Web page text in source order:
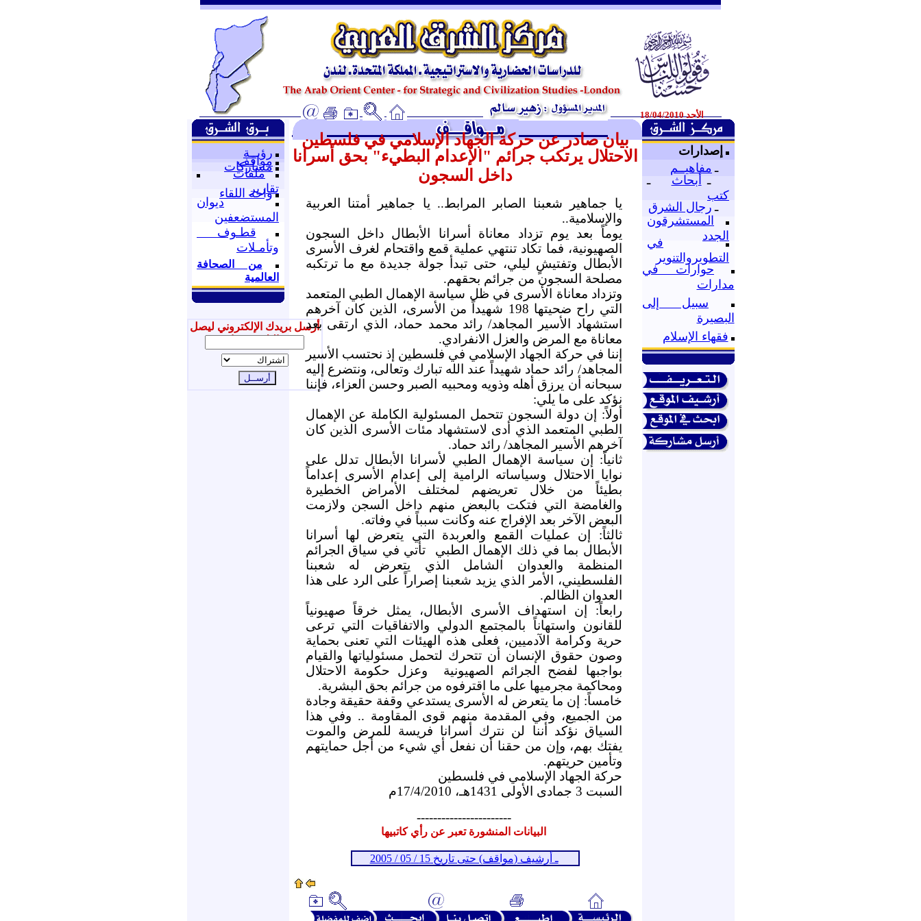
ـ
الأحد 18/04/2010
رؤيــة
مواقف
مشاركات
ملفات
تقارير
واحة اللقاء
ديوان
المستضعفين
قطـوف
وتأمـلات
من الصحافة
العالمية
أرسل بريدك الإلكتروني ليصل
إليك جديدنا
إصدارات
ـ مفاهيــم
ـ
أبحاث
ـ
كتب
ـ رجال الشرق
المستشرقون
الجدد
في
التطويروالتنوير
حوارات في
مدارات
سبيل إلى
البصيرة
فقهاء الإسلام
بيان صادر عن حركة الجهاد الإسلامي في فلسطين
الاحتلال يرتكب جرائم "الإعدام البطيء" بحق أسرانا
داخل السجون
يا جماهير شعبنا الصابر المرابط.. يا جماهير أمتنا العربية
والإسلامية..
يوماً بعد يوم تزداد معاناة أسرانا الأبطال داخل السجون
الصهيونية، فما تكاد تنتهي عملية قمع واقتحام لغرف الأسرى
الأبطال وتفتيشٍ ليلي، حتى تبدأ جولة جديدة مع ما ترتكبه
مصلحة السجون من جرائم بحقهم.
وتزداد معاناة الأسرى في ظل سياسة الإهمال الطبي المتعمد
التي راح ضحيتها 198 شهيداً من الأسرى، الذين كان آخرهم
استشهاد الأسير المجاهد/ رائد محمد حماد، الذي ارتقى بعد
معاناة مع المرض والعزل الانفرادي.
إننا في حركة الجهاد الإسلامي في فلسطين إذ نحتسب الأسير
المجاهد/ رائد حماد شهيداً عند الله تبارك وتعالى، ونتضرع إليه
سبحانه أن يرزق أهله وذويه ومحبيه الصبر وحسن العزاء، فإننا
نؤكد على ما يلي:
أولاً: إن دولة السجون تتحمل المسئولية الكاملة عن الإهمال
الطبي المتعمد الذي أدى لاستشهاد مئات الأسرى الذين كان
آخرهم الأسير المجاهد/ رائد حماد.
ثانياً: إن سياسة الإهمال الطبي لأسرانا الأبطال تدلل على
نوايا الاحتلال وسياساته الرامية إلى إعدام الأسرى إعداماً
بطيئاً من خلال تعريضهم لمختلف الأمراض الخطيرة
والغامضة التي فتكت بالبعض منهم داخل السجن ولازمت
البعض الآخر بعد الإفراج عنه وكانت سبباً في وفاته.
ثالثاً: إن عمليات القمع والعربدة التي يتعرض لها أسرانا
الأبطال بما في ذلك الإهمال الطبي
تأتي في سياق الجرائم
المنظمة والعدوان الشامل الذي يتعرض له شعبنا
الفلسطيني، الأمر الذي يزيد شعبنا إصراراً على الرد على هذا
العدوان الظالم.
رابعاً: إن استهداف الأسرى الأبطال، يمثل خرقاً صهيونياً
للقانون واستهاناً بالمجتمع الدولي والاتفاقيات التي ترعى
حرية وكرامة الآدميين، فعلى هذه الهيئات التي تعنى بحماية
وصون حقوق الإنسان أن تتحرك لتحمل مسئولياتها والقيام
بواجبها لفضح الجرائم الصهيونية
وعزل حكومة الاحتلال
ومحاكمة مجرميها على ما اقترفوه من جرائم بحق البشرية.
خامساً: إن ما يتعرض له الأسرى يستدعي وقفة حقيقة وجادة
من الجميع، وفي المقدمة منهم قوى المقاومة .. وفي هذا
السياق نؤكد أننا لن نترك أسرانا فريسة للمرض والموت
يفتك بهم، وإن من حقنا أن نفعل أي شيء من أجل حمايتهم
وتأمين حريتهم.
حركة الجهاد الإسلامي في فلسطين
السبت 3 جمادى الأولى 1431هـ، 17/4/2010م
-----------------------
البيانات المنشورة تعبر عن رأي كاتبيها
ـ أرشيف (مواقف) حتى تاريخ 15 / 05 / 2005